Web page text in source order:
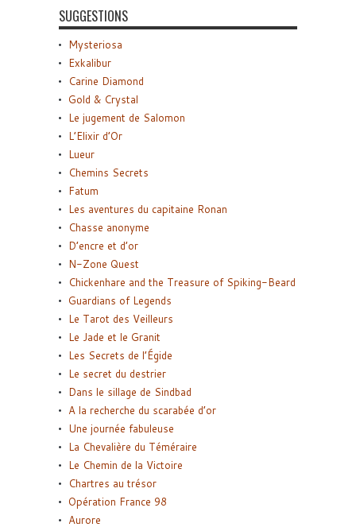
SUGGESTIONS
Mysteriosa
Exkalibur
Carine Diamond
Gold & Crystal
Le jugement de Salomon
L’Elixir d’Or
Lueur
Chemins Secrets
Fatum
Les aventures du capitaine Ronan
Chasse anonyme
D’encre et d’or
N-Zone Quest
Chickenhare and the Treasure of Spiking-Beard
Guardians of Legends
Le Tarot des Veilleurs
Le Jade et le Granit
Les Secrets de l’Égide
Le secret du destrier
Dans le sillage de Sindbad
A la recherche du scarabée d’or
Une journée fabuleuse
La Chevalière du Téméraire
Le Chemin de la Victoire
Chartres au trésor
Opération France 98
Aurore